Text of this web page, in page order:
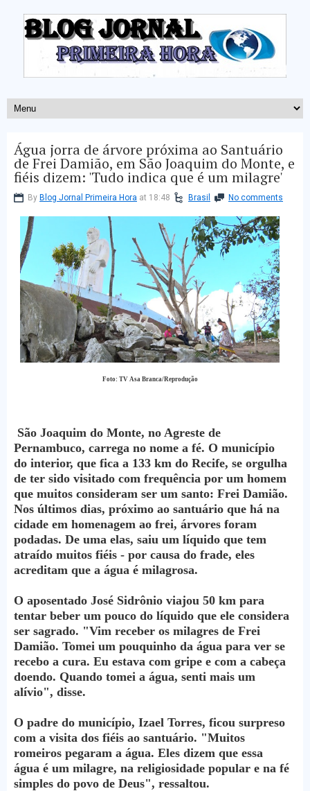
Água jorra de árvore próxima ao Santuário
de Frei Damião, em São Joaquim do Monte, e
fiéis dizem: 'Tudo indica que é um milagre'
By Blog Jornal Primeira Hora at 18:48 Brasil No comments
Foto: TV Asa Branca/Reprodução
São Joaquim do Monte, no Agreste de
Pernambuco, carrega no nome a fé. O município
do interior, que fica a 133 km do Recife, se orgulha
de ter sido visitado com frequência por um homem
que muitos consideram ser um santo: Frei Damião.
Nos últimos dias, próximo ao santuário que há na
cidade em homenagem ao frei, árvores foram
podadas. De uma elas, saiu um líquido que tem
atraído muitos fiéis - por causa do frade, eles
acreditam que a água é milagrosa.
O aposentado José Sidrônio viajou 50 km para
tentar beber um pouco do líquido que ele considera
ser sagrado. "Vim receber os milagres de Frei
Damião. Tomei um pouquinho da água para ver se
recebo a cura. Eu estava com gripe e com a cabeça
doendo. Quando tomei a água, senti mais um
alívio", disse.
O padre do município, Izael Torres, ficou surpreso
com a visita dos fiéis ao santuário. "Muitos
romeiros pegaram a água. Eles dizem que essa
água é um milagre, na religiosidade popular e na fé
simples do povo de Deus", ressaltou.